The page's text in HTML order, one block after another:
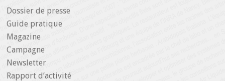
Dossier de presse
Guide pratique
Magazine
Campagne
Newsletter
Rapport d’activité